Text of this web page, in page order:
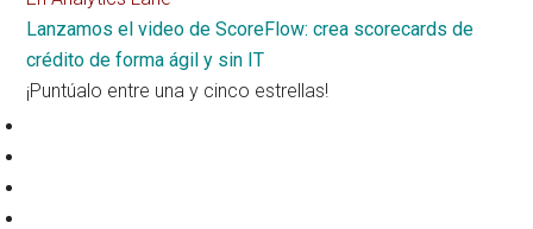
Lanzamos el video de ScoreFlow: crea scorecards de
crédito de forma ágil y sin IT
¡Puntúalo entre una y cinco estrellas!